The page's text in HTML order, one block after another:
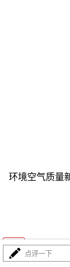
环境空气质量
最热
点评一下